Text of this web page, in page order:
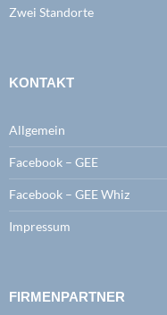
Zwei Standorte
KONTAKT
Allgemein
Facebook – GEE
Facebook – GEE Whiz
Impressum
FIRMENPARTNER